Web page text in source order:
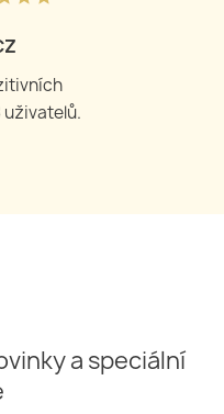
uživatelů.
a speciální